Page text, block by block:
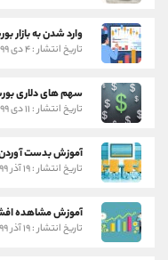
وارد شدن به بازار
تاریخ انتشار : ۴ دی ۱۳۹۹
سهم های دلاری
تاریخ انتشار : ۱۱ دی ۱۳۹۹
آموزش بدست
تاریخ انتشار : ۱۹ آذر ۱۳۹۹
آموزش مشاهده
تاریخ انتشار : ۱۹ آذر ۱۳۹۹